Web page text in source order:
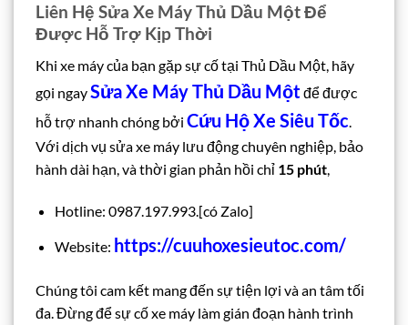
Liên Hệ Sửa Xe Máy Thủ Dầu Một Để
Được Hỗ Trợ Kịp Thời
Khi xe máy của bạn gặp sự cố tại Thủ Dầu Một, hãy
gọi ngaySửa Xe Máy Thủ Dầu Mộtđể được
hỗ trợ nhanh chóng bởi Cứu Hộ Xe Siêu Tốc
Với dịch vụ sửa xe máy lưu động chuyên nghiệp, bảo
hành dài hạn, và thời gian phản hồi chỉ 15 phút
Hotline: 0987.197.993.[có Zalo]
Website: https://cuuhoxesieutoc.com/
Chúng tôi cam kết mang đến sự tiện lợi và an tâm tối
đa. Đừng để sự cố xe máy làm gián đoạn hành trình